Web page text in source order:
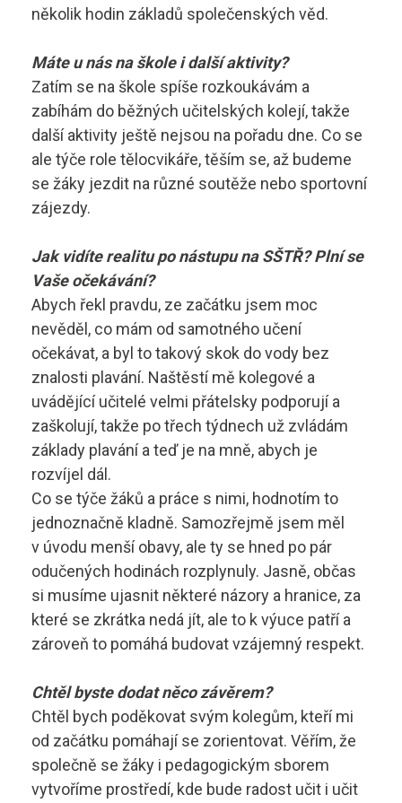
Skupina B96
Skupina C
Skupina C+E
Skupina T
Skupina L17
Kondiční jízdy
Virtuální prohlídka
několik hodin základů společenských věd.
Máte u nás na škole i další aktivity?
Zatím se na škole spíše rozkoukávám a
zabíhám do běžných učitelských kolejí, takže
další aktivity ještě nejsou na pořadu dne. Co se
ale týče role tělocvikáře, těším se, až budeme
se žáky jezdit na různé soutěže nebo sportovní
zájezdy.
Jak vidíte realitu po nástupu na SŠTŘ? Plní se
Vaše očekávání?
Abych řekl pravdu, ze začátku jsem moc
nevěděl, co mám od samotného učení
očekávat, a byl to takový skok do vody bez
znalosti plavání. Naštěstí mě kolegové a
uvádějící učitelé velmi přátelsky podporují a
zaškolují, takže po třech týdnech už zvládám
základy plavání a teď je na mně, abych je
rozvíjel dál.
Co se týče žáků a práce s nimi, hodnotím to
jednoznačně kladně. Samozřejmě jsem měl
v úvodu menší obavy, ale ty se hned po pár
odučených hodinách rozplynuly. Jasně, občas
si musíme ujasnit některé názory a hranice, za
které se zkrátka nedá jít, ale to k výuce patří a
zároveň to pomáhá budovat vzájemný respekt.
Chtěl byste dodat něco závěrem?
Chtěl bych poděkovat svým kolegům, kteří mi
od začátku pomáhají se zorientovat. Věřím, že
společně se žáky i pedagogickým sborem
vytvoříme prostředí, kde bude radost učit i učit